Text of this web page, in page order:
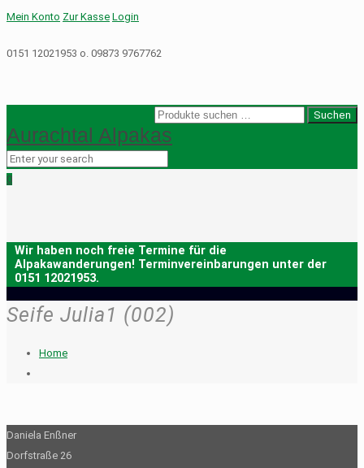
Mein Konto Zur Kasse Login
0151 12021953 o. 09873 9767762
Suche
nach:
Suchen
Aurachtal Alpakas
0
Seife Julia1 (002)
Home
Daniela Enßner
Dorfstraße 26